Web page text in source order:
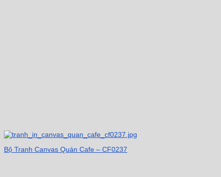
Bộ Tranh Canvas Quán Cafe – CF0237